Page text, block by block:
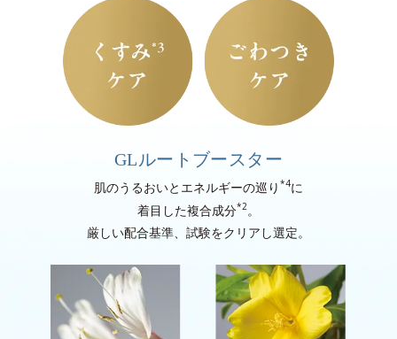
GLルートブースター
肌のうるおいとエネルギーの巡り *4に
着目した複合成分*2。
厳しい配合基準、試験をクリアし選定。